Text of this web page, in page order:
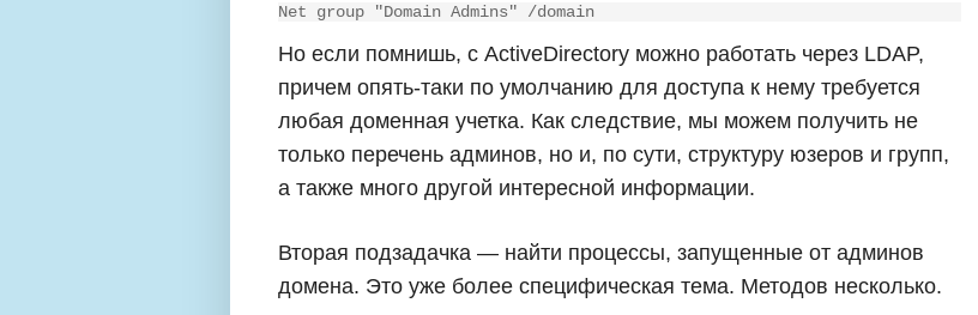
Net group "Domain Admins" /domain
Но если помнишь, с ActiveDirectory можно работать через LDAP,
причем опять-таки по умолчанию для доступа к нему требуется
любая доменная учетка. Как следствие, мы можем получить не
только перечень админов, но и, по сути, структуру юзеров и групп,
а также много другой интересной информации.
Вторая подзадачка — найти процессы, запущенные от админов
домена. Это уже более специфическая тема. Методов несколько.